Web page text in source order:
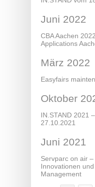
Juni 2022
CBA Aachen
Applications
März 2022
Easyfairs
Oktober
IN.STAND 2021
27.10.2021
Juni 2021
Servparc on air
Innovationen
Management